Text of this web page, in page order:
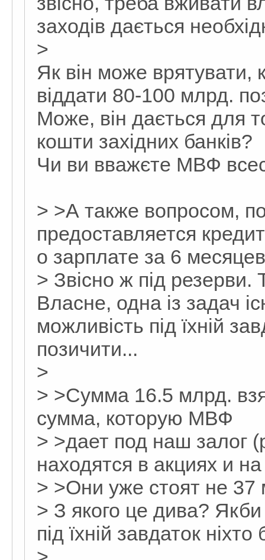
заходів дається
>
Як він може врятувати,
віддати 80-100 млрд.
Може, він дається для
кошти західних банків?
Чи ви вважєте МВФ
> >А также вопросом,
предоставляется
о зарплате за 6
> Звісно ж під
Власне, одна із задач
можливість під їхній
позичити...
>
> >Сумма 16.5 млрд.
сумма, которую МВФ
> >дает под наш залог
находятся в акциях и
> >Они уже стоят не 37
> З якого це дива?
під їхній завдаток